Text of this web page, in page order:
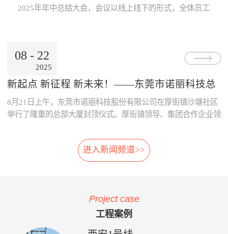
片；· 系统采用了主要部件做
法，根据故障模式进行恢复控
数据的及时、准确传递与分
本的明细，分析重要设备整个
采购决策、控制维修成本提供
了依据，减少企业不必要的浪
费。· 优化资源的配置：系统
提供的资源冲突检测预警功
化，合理的优化了人、财、物
资源。 项目案例与客户反
艺文件的执行力度，通过全貌
化、公开化、信息化系统自动
评价、月报分析，加强了员工
的检修责任心以来，其车辆检
Internet公用网络，也可使用地
4、用户终端· 移动用户终端
· 固定用户终端 系统功能： 当
电动列车在线运行时，系统应
能对受电弓与电网之间由于离
线、硬点产生拉弧的现象、受
电弓中心线偏移量、受电弓弓
的运行参数进行检测。并具有
对检测出的超标数据进行自动
主要功能如下：当电动列车在
线运行时，系统对弓网运行情
况实时监测，对受电弓拉弧、
受电弓弓头异常、羊角变形、
线激光专利技术，模块化设
运营期，进行加装，安装于正
搭建专用检测棚等配套设
施。 3、免维护:核心元件
选用进口件，整体设计安装简
便，远程监控，软件具备自动
需人工分析，系统自动出具智
能分析结果，提供检修月报，
析、轨道异常分析等。 5、
自动方案:根据月报分析结
果，系统自动出具维修方案建
议，包括:厂家选型建议、轮
2025年年中总结大会，会议以线上线下的形式，全体员工
东率先作《诺丽科技2025年上半年工作总结及下半年工作
计划》报告，从多维度系统梳理上半年成果...
08 - 22
2025
新起点 新征程 新未来！——东莞市诺丽科技总
部大厦喜封金顶，开启发展新篇章
8月21日上午，东莞市诺丽科技股份有限公司在厚街镇沙塘社区
举行了隆重的总部大厦封顶仪式。厚街镇领导、集团合作企业领
起，气氛热烈喜庆，董事长朱晓东为舞狮点睛，为整个活动增添
了浓郁的传统韵味和欢快氛围。 随后，公司领导与嘉宾们一
进入新闻频道>>
Project case
工程案例